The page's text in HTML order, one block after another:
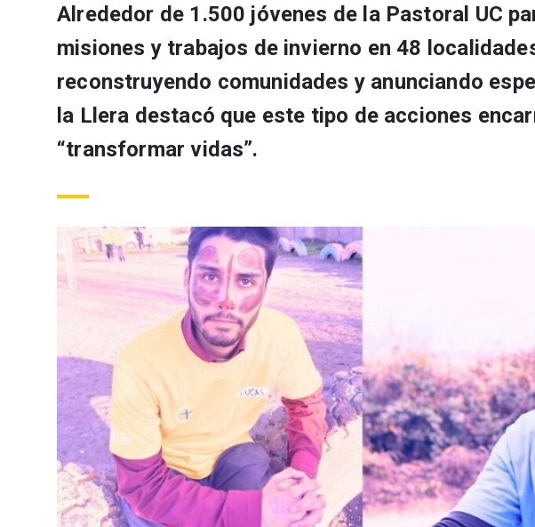
Alrededor de 1.500 jóvenes de la Pastoral UC
misiones y trabajos de invierno en 48
reconstruyendo comunidades y anunciando
la Llera destacó que este tipo de acciones
“transformar vidas”.